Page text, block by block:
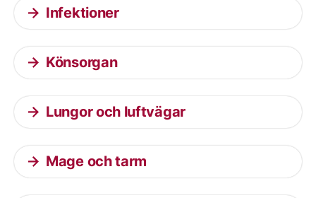
Infektioner
Könsorgan
Lungor och luftvägar
Mage och tarm